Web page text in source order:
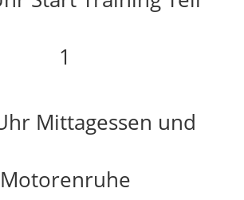
1
Mittagessen und
Motorenruhe